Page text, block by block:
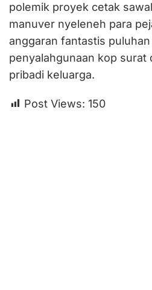
polemik proyek cetak
manuver nyeleneh para
anggaran fantastis
penyalahgunaan kop surat
pribadi keluarga.
Post Views: 150